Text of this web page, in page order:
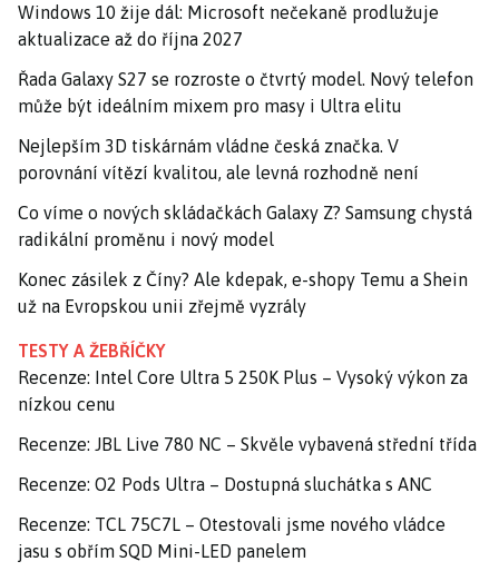
Windows 10 žije dál: Microsoft nečekaně prodlužuje
aktualizace až do října 2027
Řada Galaxy S27 se rozroste o čtvrtý model. Nový telefon
může být ideálním mixem pro masy i Ultra elitu
Nejlepším 3D tiskárnám vládne česká značka. V
porovnání vítězí kvalitou, ale levná rozhodně není
Co víme o nových skládačkách Galaxy Z? Samsung chystá
radikální proměnu i nový model
Konec zásilek z Číny? Ale kdepak, e-shopy Temu a Shein
už na Evropskou unii zřejmě vyzrály
TESTY A ŽEBŘÍČKY
Recenze: Intel Core Ultra 5 250K Plus – Vysoký výkon za
nízkou cenu
Recenze: JBL Live 780 NC – Skvěle vybavená střední třída
Recenze: O2 Pods Ultra – Dostupná sluchátka s ANC
Recenze: TCL 75C7L – Otestovali jsme nového vládce
jasu s obřím SQD Mini-LED panelem